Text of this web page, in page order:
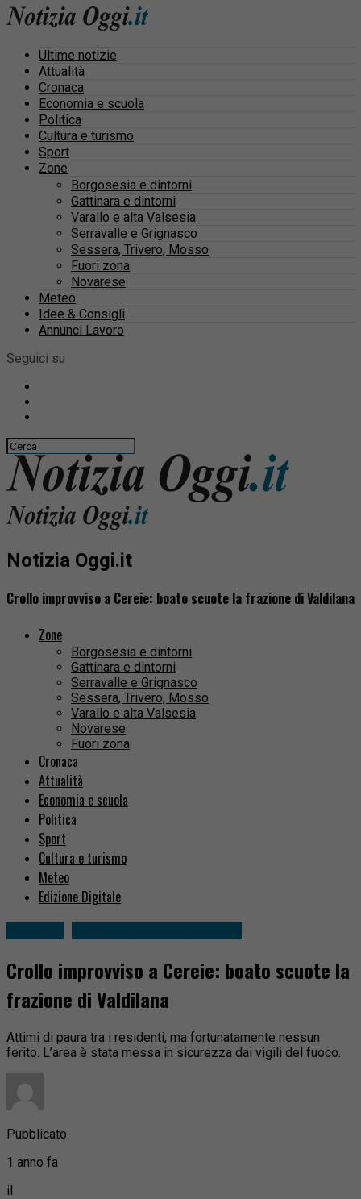
Ultime notizie
Attualità
Cronaca
Economia e scuola
Politica
Cultura e turismo
Sport
Zone
Borgosesia e dintorni
Gattinara e dintorni
Varallo e alta Valsesia
Serravalle e Grignasco
Sessera, Trivero, Mosso
Fuori zona
Novarese
Meteo
Idee & Consigli
Annunci Lavoro
Seguici su
Notizia Oggi.it
Crollo improvviso a Cereie: boato scuote la frazione di Valdilana
Zone
Borgosesia e dintorni
Gattinara e dintorni
Serravalle e Grignasco
Sessera, Trivero, Mosso
Varallo e alta Valsesia
Novarese
Fuori zona
Cronaca
Attualità
Economia e scuola
Politica
Sport
Cultura e turismo
Meteo
Edizione Digitale
Crollo improvviso a Cereie: boato scuote la
frazione di Valdilana
Attimi di paura tra i residenti, ma fortunatamente nessun
ferito. L’area è stata messa in sicurezza dai vigili del fuoco.
Pubblicato
1 anno fa
il